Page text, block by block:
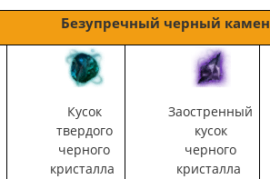
Безупречный черный
Кусок
твердого
черного
кристалла
Заостренный
кусок
черного
кристалла